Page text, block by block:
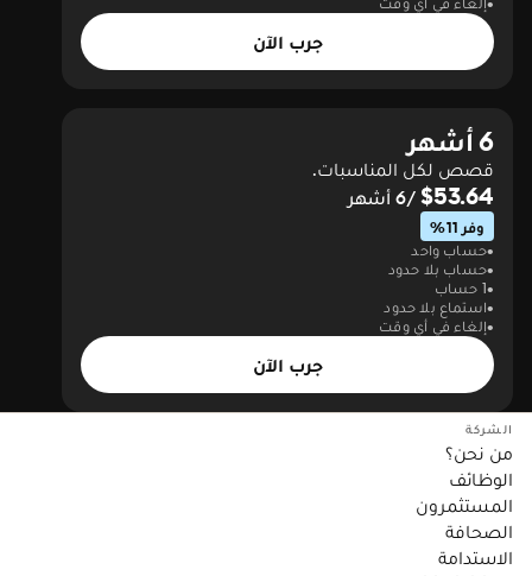
جرب الآن
6 أشهر
قصص لكل المناسبات.
$53.64 /6 أشهر
وفر 11%
حساب واحد
حساب بلا حدود
1 حساب
استماع بلا حدود
إلغاء في أي وقت
جرب الآن
الشركة
من نحن؟
الوظائف
المستثمرون
الصحافة
الاستدامة